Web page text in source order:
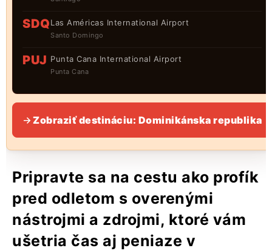
SDQLas Américas International Airport
Santo Domingo
PUJ Punta Cana International Airport
Punta Cana
Zobraziť destináciu: Dominikánska republika
Pripravte sa na cestu ako profík
pred odletom s overenými
nástrojmi a zdrojmi, ktoré vám
ušetria čas aj peniaze v